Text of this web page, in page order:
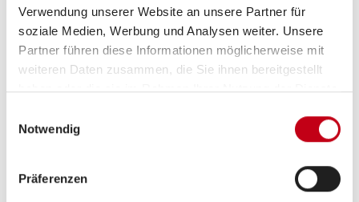
Verwendung unserer Website an unsere Partner für
soziale Medien, Werbung und Analysen weiter. Unsere
Partner führen diese Informationen möglicherweise mit
weiteren Daten zusammen, die Sie ihnen bereitgestellt
haben oder die sie im Rahmen Ihrer Nutzung der Dienste
Notwendig
Präferenzen